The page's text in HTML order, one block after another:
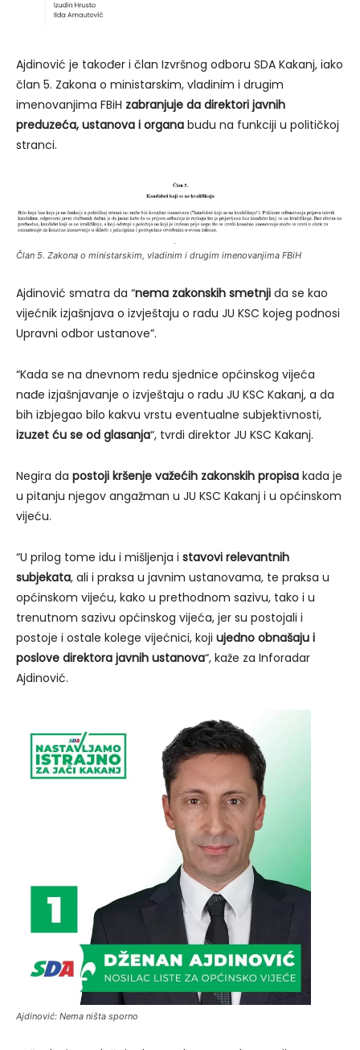
Ajdinović je također i član Izvršnog odboru SDA Kakanj, iako
član 5. Zakona o ministarskim, vladinim i drugim
imenovanjima FBiH zabranjuje da direktori javnih
preduzeća, ustanova i organa budu na funkciji u političkoj
stranci.
Član 5. Zakona o ministarskim, vladinim i drugim imenovanjima FBiH
Ajdinović smatra da “nema zakonskih smetnji da se kao
vijećnik izjašnjava o izvještaju o radu JU KSC kojeg podnosi
Upravni odbor ustanove”.
“Kada se na dnevnom redu sjednice općinskog vijeća
nađe izjašnjavanje o izvještaju o radu JU KSC Kakanj, a da
bih izbjegao bilo kakvu vrstu eventualne subjektivnosti,
izuzet ću se od glasanja“, tvrdi direktor JU KSC Kakanj.
Negira da postoji kršenje važećih zakonskih propisa kada je
u pitanju njegov angažman u JU KSC Kakanj i u općinskom
vijeću.
“U prilog tome idu i mišljenja i stavovi relevantnih
subjekata, ali i praksa u javnim ustanovama, te praksa u
općinskom vijeću, kako u prethodnom sazivu, tako i u
trenutnom sazivu općinskog vijeća, jer su postojali i
postoje i ostale kolege vijećnici, koji ujedno obnašaju i
poslove direktora javnih ustanova“, kaže za Inforadar
Ajdinović.
Ajdinović: Nema ništa sporno